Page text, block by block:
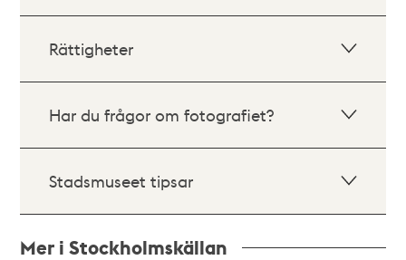
Rättigheter
Har du frågor om fotografiet?
Stadsmuseet tipsar
Mer i Stockholmskällan